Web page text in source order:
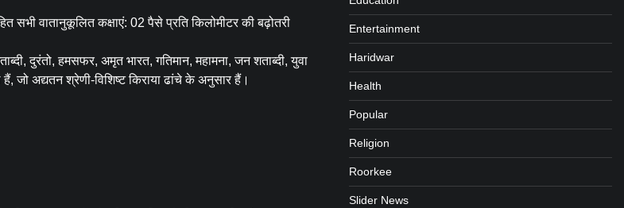
सभी वातानुकूलित कक्षाएं: 02 पैसे प्रति किलोमीटर की बढ़ोतरी
दुरंतो, हमसफर, अमृत भारत, गतिमान, महामना, जन शताब्दी, युवा
जो अद्यतन श्रेणी-विशिष्ट किराया ढांचे के अनुसार हैं।
Entertainment
Haridwar
Health
Popular
Religion
Roorkee
Slider News